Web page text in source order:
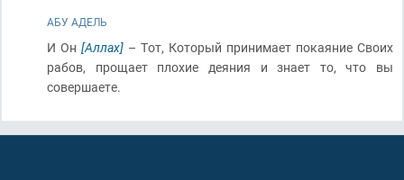
АБУ АДЕЛЬ
И Он [Аллах] – Тот, Который принимает покаяние Своих
рабов, прощает плохие деяния и знает то, что вы
совершаете.